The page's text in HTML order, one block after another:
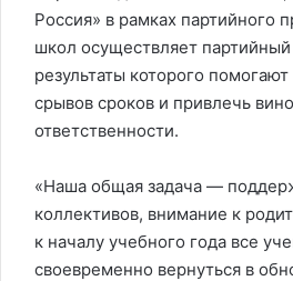
Россия» в рамках партийного
школ осуществляет партийный
результаты которого
срывов сроков и привлечь
ответственности.
«Наша общая задача —
коллективов, внимание к
к началу учебного года все
своевременно вернуться в